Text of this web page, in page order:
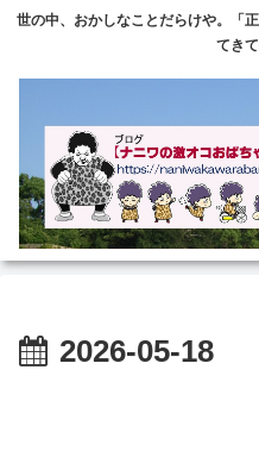
世の中、おかしなことだらけや。「
てき
2026-05-18